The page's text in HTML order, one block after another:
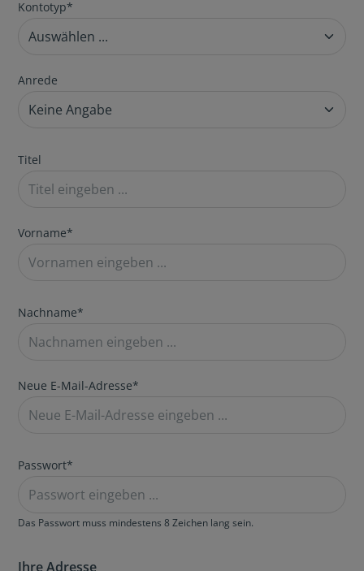
Kontotyp*
Anrede
Titel
Vorname*
Nachname*
Neue E-Mail-Adresse*
Passwort*
Das Passwort muss mindestens 8 Zeichen lang sein.
Ihre Adresse